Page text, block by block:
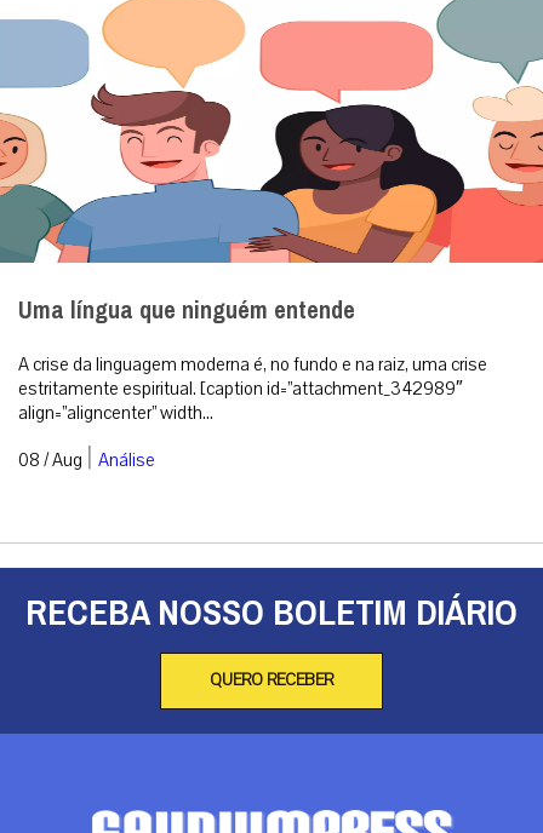
Uma língua que ninguém entende
A crise da linguagem moderna é, no fundo e na raiz, uma crise
estritamente espiritual. [caption id=”attachment_342989″
align=”aligncenter” width...
08 / Aug | Análise
RECEBA NOSSO BOLETIM DIÁRIO
QUERO RECEBER